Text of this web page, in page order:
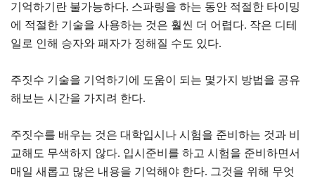
기억하기란 불가능하다. 스파링을 하는 동안 적절한 타이밍
에 적절한 기술을 사용하는 것은 훨씬 더 어렵다. 작은 디테
일로 인해 승자와 패자가 정해질 수도 있다.
주짓수 기술을 기억하기에 도움이 되는 몇가지 방법을 공유
해보는 시간을 가지려 한다.
주짓수를 배우는 것은 대학입시나 시험을 준비하는 것과 비
교해도 무색하지 않다. 입시준비를 하고 시험을 준비하면서
매일 새롭고 많은 내용을 기억해야 한다. 그것을 위해 무엇